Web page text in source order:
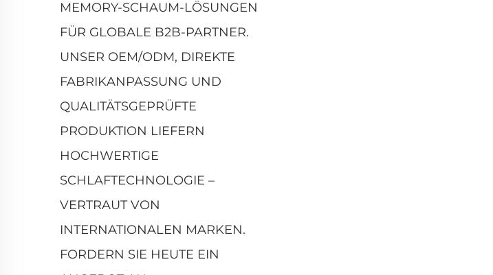
MEMORY-SCHAUM-LÖSUNGEN
FÜR GLOBALE B2B-PARTNER.
UNSER OEM/ODM, DIREKTE
FABRIKANPASSUNG UND
QUALITÄTSGEPRÜFTE
PRODUKTION LIEFERN
HOCHWERTIGE
SCHLAFTECHNOLOGIE –
VERTRAUT VON
INTERNATIONALEN MARKEN.
FORDERN SIE HEUTE EIN